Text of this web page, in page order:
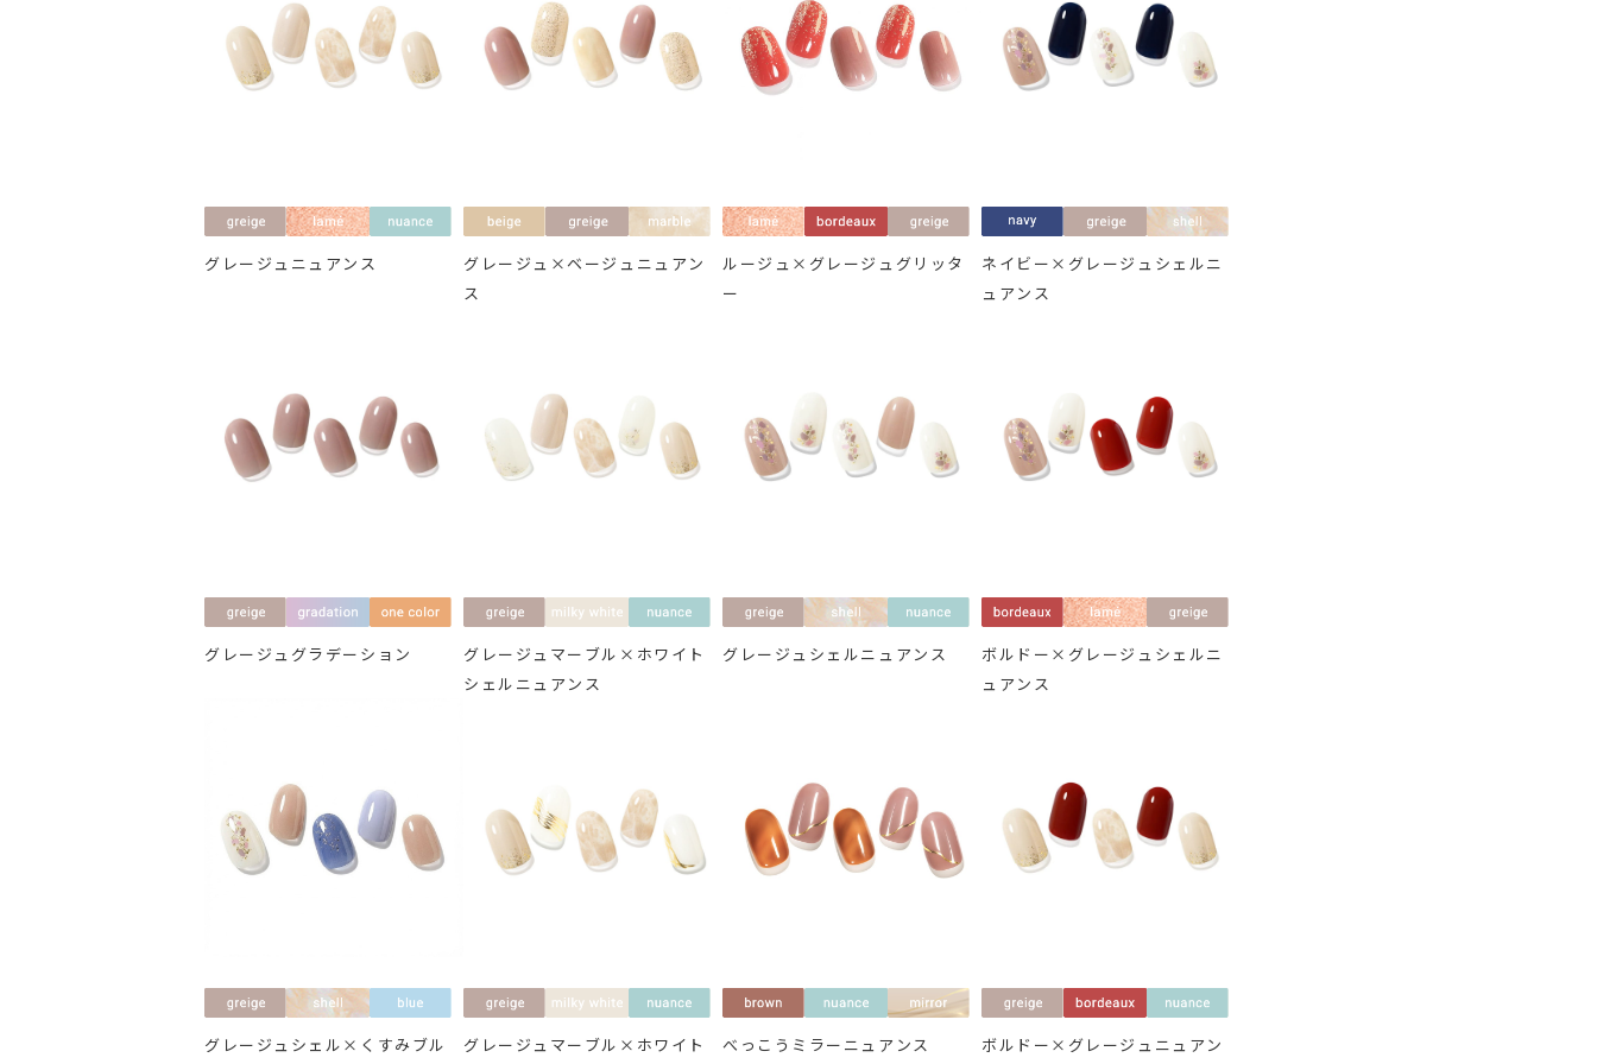
グレージュニュアンス
グレージュ×ベージュニュアン
ス
ルージュ×グレージュグリッタ
ー
ネイビー×グレージュシェルニ
ュアンス
グレージュグラデーション
グレージュマーブル×ホワイト
シェルニュアンス
グレージュシェルニュアンス
ボルドー×グレージュシェルニ
ュアンス
グレージュシェル×くすみブル
グレージュマーブル×ホワイト
べっこうミラーニュアンス
ボルドー×グレージュニュアン